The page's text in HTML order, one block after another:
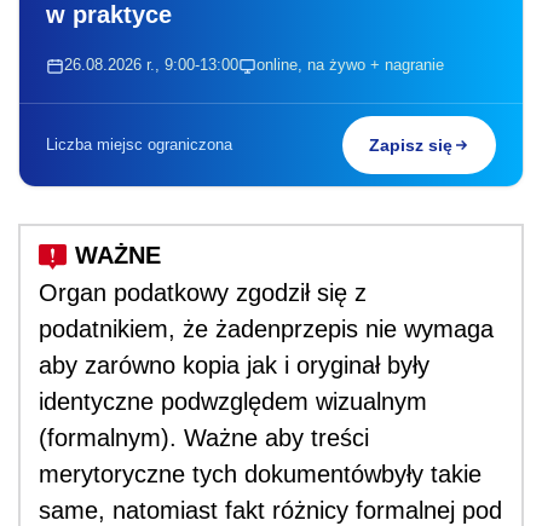
w praktyce
26.08.2026 r., 9:00-13:00 online, na żywo + nagranie
Liczba miejsc ograniczona Zapisz się
Organ podatkowy zgodził się z
podatnikiem, że żadenprzepis nie wymaga
aby zarówno kopia jak i oryginał były
identyczne podwzględem wizualnym
(formalnym). Ważne aby treści
merytoryczne tych dokumentówbyły takie
same, natomiast fakt różnicy formalnej pod